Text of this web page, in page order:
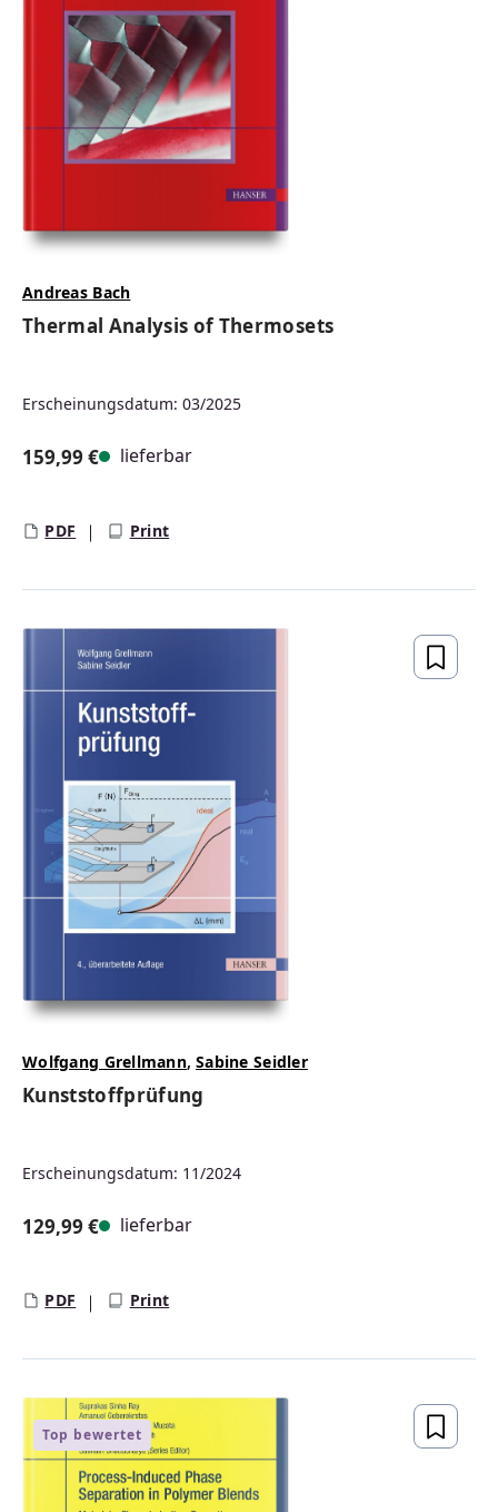
Andreas Bach
Thermal Analysis of Thermosets
Erscheinungsdatum: 03/2025
159,99 € lieferbar
PDF Print
Wolfgang Grellmann,Sabine Seidler
Kunststoffprüfung
Erscheinungsdatum: 11/2024
129,99 € lieferbar
PDF Print
Top bewertet